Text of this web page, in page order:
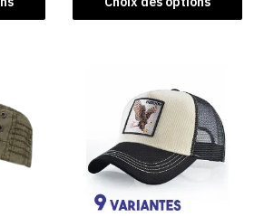
a
Les
options
peuvent
être
choisies